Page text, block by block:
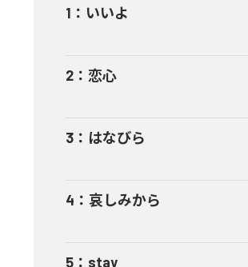
1 ： いいよ
2 ： 恋心
3 ： はなびら
4 ： 哀しみから
5 ： stay